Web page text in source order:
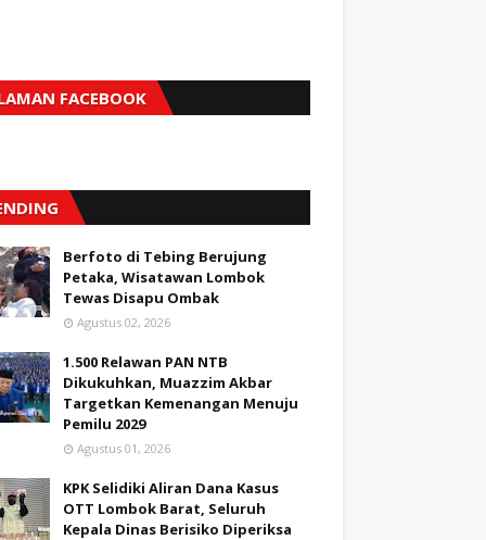
FACEBOOK
Berfoto di Tebing Berujung
Petaka, Wisatawan Lombok
Tewas Disapu Ombak
Agustus 02, 2026
1.500 Relawan PAN NTB
Dikukuhkan, Muazzim Akbar
Targetkan Kemenangan Menuju
Pemilu 2029
Agustus 01, 2026
KPK Selidiki Aliran Dana Kasus
OTT Lombok Barat, Seluruh
Kepala Dinas Berisiko Diperiksa